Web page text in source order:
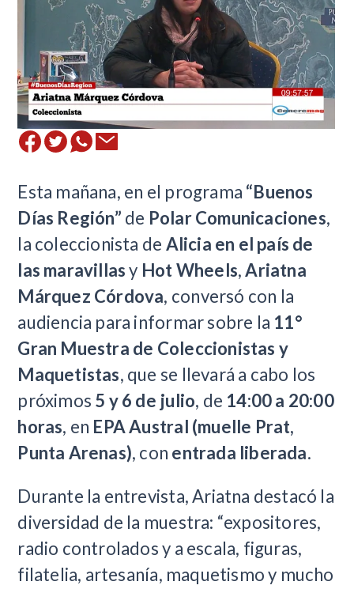
Esta mañana, en el programa “Buenos
Días Región” de Polar Comunicaciones,
la coleccionista de Alicia en el país de
las maravillasy Hot Wheels,Ariatna
Márquez Córdova, conversó con la
audiencia para informar sobre la 11°
Gran Muestra de Coleccionistas y
Maquetistas, que se llevará a cabo los
próximos 5 y 6 de julio, de 14:00 a 20:00
horas, en EPA Austral (muelle Prat,
Punta Arenas), con entrada liberada.
Durante la entrevista, Ariatna destacó la
diversidad de la muestra: “expositores,
radio controlados y a escala, figuras,
filatelia, artesanía, maquetismo y mucho